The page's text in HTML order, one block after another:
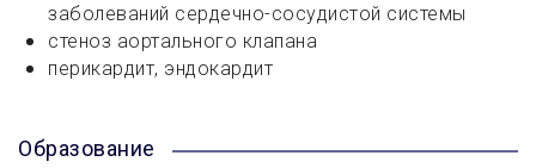
заболеваний сердечно-сосудистой системы
стеноз аортального клапана
перикардит, эндокардит
Образование